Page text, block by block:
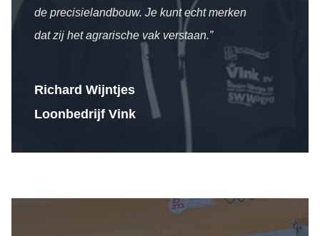
de precisielandbouw. Je kunt echt merken
dat zij het agrarische vak verstaan.”
Richard Wijntjes
Loonbedrijf Vink